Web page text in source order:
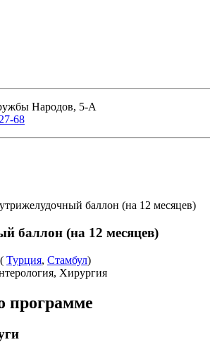
Народов, 5-А
68
баллон (на 12 месяцев)
баллон (на 12 месяцев)
( Турция, Стамбул)
Хирургия
программе